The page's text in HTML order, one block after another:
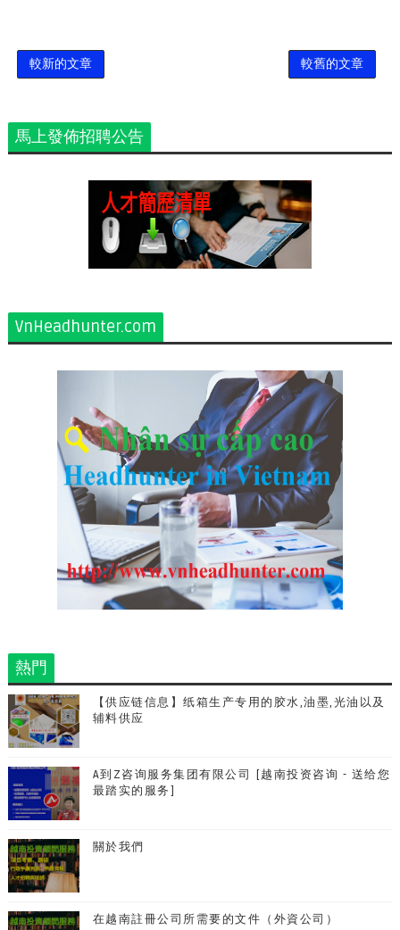
較新的文章 較舊的文章
馬上發佈招聘公告
VnHeadhunter.com
熱門
【供应链信息】纸箱生产专用的胶水,油墨,光油以及
辅料供应
A到Z咨询服务集团有限公司 [越南投资咨询 - 送给您
最踏实的服务]
關於我們
在越南註冊公司所需要的文件（外資公司）